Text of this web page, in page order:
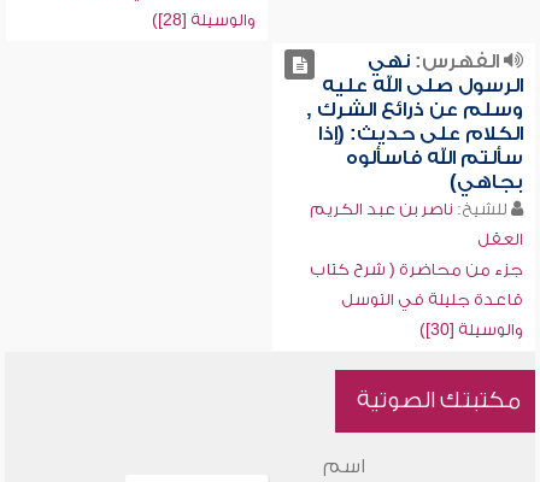
والوسيلة [28])
الفهرس:نهي
الرسول صلى الله عليه
وسلم عن ذرائع الشرك ,
الكلام على حديث: (إذا
سألتم الله فاسألوه
بجاهي)
للشيخ: ناصر بن عبد الكريم
العقل
جزء من محاضرة ( شرح كتاب
قاعدة جليلة في التوسل
والوسيلة [30])
مكتبتك الصوتية
اسم